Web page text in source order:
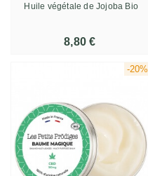
Huile végétale de Jojoba Bio
8,80 €
-20%